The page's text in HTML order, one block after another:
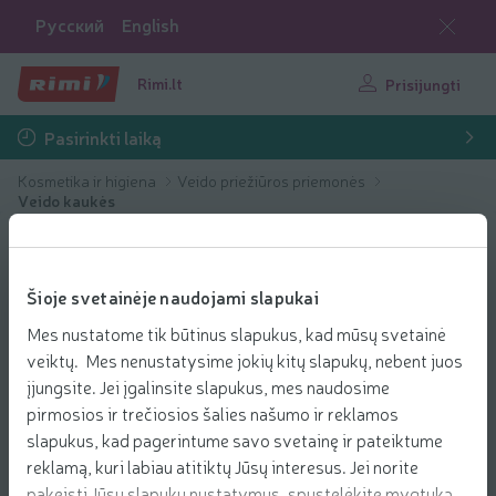
Šioje svetainėje naudojami slapukai
Mes nustatome tik būtinus slapukus, kad mūsų svetainė
veiktų. Mes nenustatysime jokių kitų slapukų, nebent juos
įjungsite. Jei įgalinsite slapukus, mes naudosime
pirmosios ir trečiosios šalies našumo ir reklamos
slapukus, kad pagerintume savo svetainę ir pateiktume
reklamą, kuri labiau atitiktų Jūsų interesus. Jei norite
Русский English
Rimi.lt Prisijungti
Pasirinkti laiką
Kosmetika ir higiena
Veido priežiūros priemonės
Veido kaukės